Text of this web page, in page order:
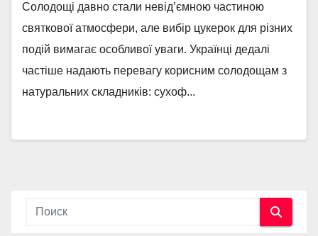
Солодощі давно стали невід’ємною частиною
святкової атмосфери, але вибір цукерок для різних
подій вимагає особливої уваги. Українці дедалі
частіше надають перевагу корисним солодощам з
натуральних складників: сухоф...